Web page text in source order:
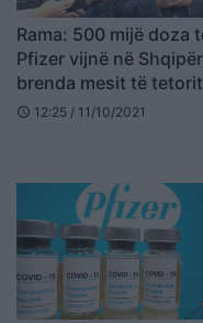
Rama: 500 mijë doza
Pfizer vijnë në
brenda mesit të tetorit
(VIDEO)
schedule 12:25 / 11/10/2021